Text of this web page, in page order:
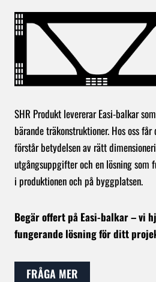
SHR Produkt levererar Easi-balkar
bärande träkonstruktioner. Hos oss
förstår betydelsen av rätt
utgångsuppgifter och en lösning som
i produktionen och på byggplatsen.
Begär offert på Easi-balkar – vi
fungerande lösning för ditt
FRÅGA MER